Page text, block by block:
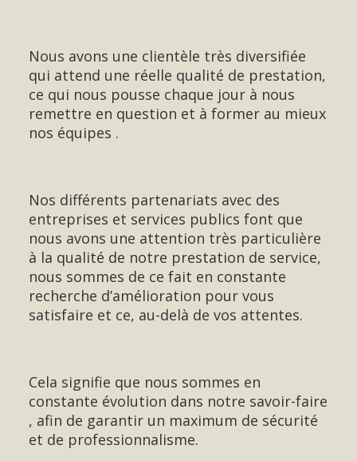
Nous avons une clientèle très diversifiée
qui attend une réelle qualité de prestation,
ce qui nous pousse chaque jour à nous
remettre en question et à former au mieux
nos équipes .
Nos différents partenariats avec des
entreprises et services publics font que
nous avons une attention très particulière
à la qualité de notre prestation de service,
nous sommes de ce fait en constante
recherche d’amélioration pour vous
satisfaire et ce, au-delà de vos attentes.
Cela signifie que nous sommes en
constante évolution dans notre savoir-faire
, afin de garantir un maximum de sécurité
et de professionnalisme.